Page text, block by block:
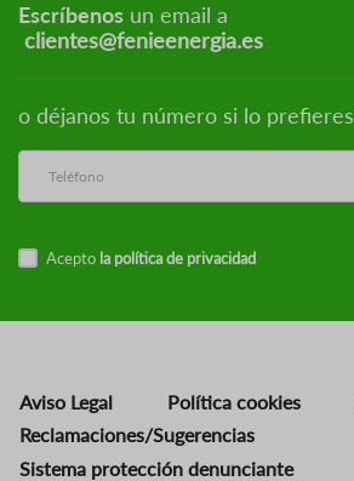
Escríbenos un email a
clientes@fenieenergia.es
o déjanos tu número si lo prefieres
Acepto la política de privacidad
Aviso Legal Política cookies
Reclamaciones/Sugerencias
Sistema protección denunciante